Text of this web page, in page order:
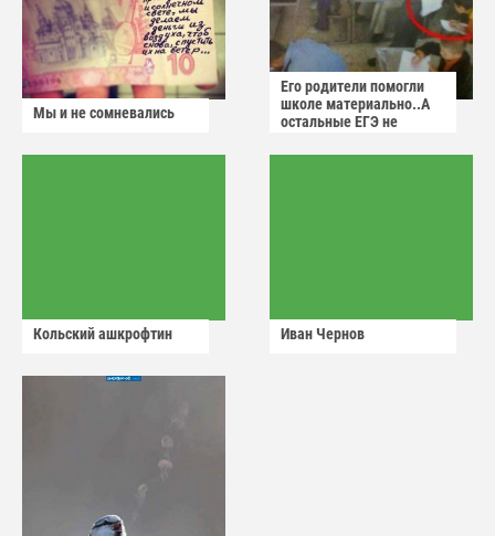
Мы и не сомневались
Его родители помогли
школе материально..А
остальные ЕГЭ не
Кольский ашкрофтин Иван Чернов